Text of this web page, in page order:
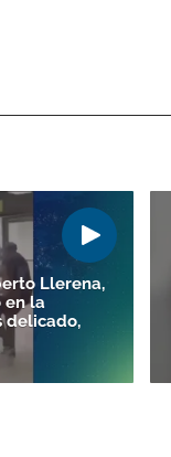
Llerena,
en la
delicado,